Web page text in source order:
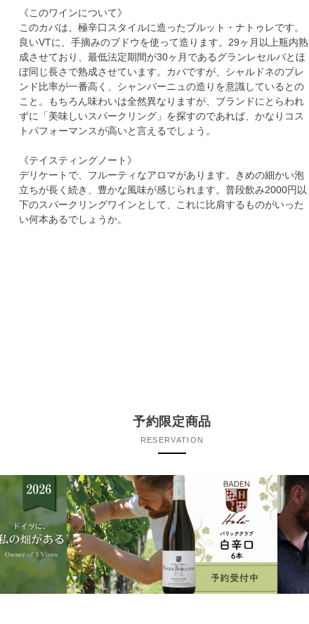
《このワインについて》
このカバは、極辛口スタイルに造ったブルット・ナトゥレです。
良いVTに、手摘みのブドウを使って造ります。29ヶ月以上瓶内熟
成させており、最低法定期間が30ヶ月であるグランレセルバとほ
ぼ同じ長さで熟成させています。カバですが、シャルドネのブレ
ンド比率が一番高く、シャンパーニュの造りを意識しているとの
こと。もちろん味わいは全然異なりますが、ブランドにとらわれ
ずに「美味しいスパークリング」を探すのであれば、かなりコス
トパフォーマンスが高いと言えるでしょう。
《テイスティングノート》
デリケートで、フルーティなアロマがあります。きめの細かい泡
立ちが長く続き、豊かな風味が感じられます。普段飲み2000円以
下のスパークリングワインとして、これに比肩するものがいった
い何本あるでしょうか。
予約限定商品
RESERVATION